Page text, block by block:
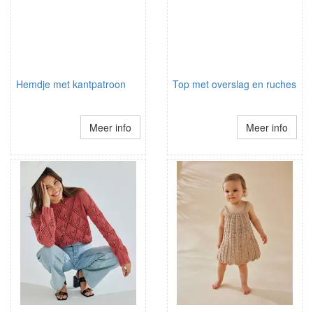
Hemdje met kantpatroon
Meer info
Top met overslag en ruches
Meer info